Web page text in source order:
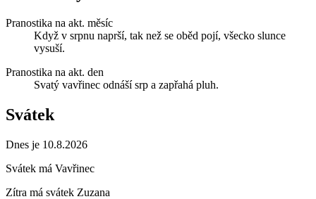
Pranostika na akt. měsíc
Když v srpnu naprší, tak než se oběd pojí, všecko slunce
vysuší.
Pranostika na akt. den
Svatý vavřinec odnáší srp a zapřahá pluh.
Svátek
Dnes je 10.8.2026
Svátek má Vavřinec
Zítra má svátek Zuzana